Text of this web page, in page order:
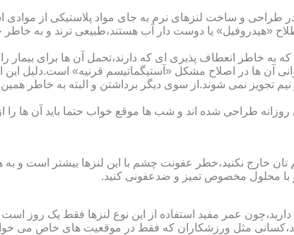
و ساخت لنزهای نرم به جای مواد پلاستیکی از
«هیدروفیل» یا دوست دار آب هستند،طبیعی ترند و به
خاطر انعطاف پذیری ای که دارند،تحمل آن ها برای بیمار
آن ها در اصلاح مشکل «آستیگماتیسم قرنیه» است.دلیل
تجویز نمی شوند.از سوی دیگر برداشتن و البته به خاطر
طراحی شده اند و شب ها موقع خواب حتما باید آن ها را از
خارج نکنید،خطر عفونت چشم با این لنزها بیشتر است و به
و با محلول مخصوص تمیز و ضدعفونی کنید.
عمر مفید استفاده از این نوع لنزها فقط یک روز است
مثل ورزشکاران که فقط در موقعیت های خاص می